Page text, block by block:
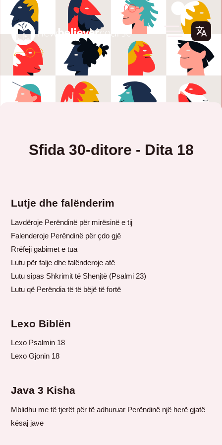
Sfida 30-ditore - Dita 18
Lutje dhe falënderim
Lavdëroje Perëndinë për mirësinë e tij
Falenderoje Perëndinë për çdo gjë
Rrëfeji gabimet e tua
Lutu për falje dhe falënderoje atë
Lutu sipas Shkrimit të Shenjtë (Psalmi 23)
Lutu që Perëndia të të bëjë të fortë
Lexo Biblën
Lexo Psalmin 18
Lexo Gjonin 18
Java 3 Kisha
Mblidhu me të tjerët për të adhuruar Perëndinë një herë gjatë
kësaj jave